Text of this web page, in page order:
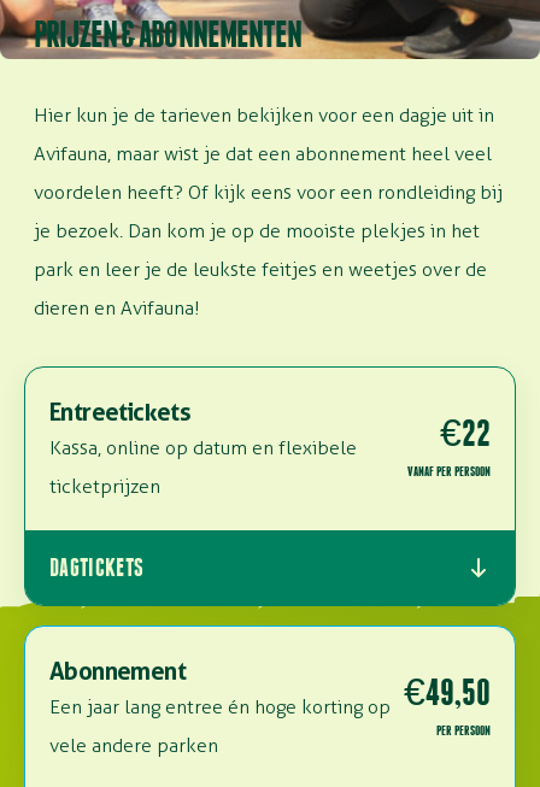
PRIJZEN & ABONNEMENTEN
Hier kun je de tarieven bekijken voor een dagje uit in
Avifauna, maar wist je dat een abonnement heel veel
voordelen heeft? Of kijk eens voor een rondleiding bij
je bezoek. Dan kom je op de mooiste plekjes in het
park en leer je de leukste feitjes en weetjes over de
dieren en Avifauna!
Entreetickets
Kassa, online op datum en flexibele
ticketprijzen
€22
VANAF PER PERSOON
DAGTICKETS
Abonnement
Een jaar lang entree én hoge korting op
vele andere parken
€49,50
PER PERSOON